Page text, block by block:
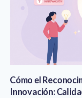
Cómo el
Innovación: